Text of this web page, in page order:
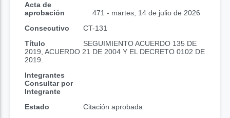
Acta de
aprobación
471 - martes, 14 de julio de 2026
Consecutivo
CT-131
Título
SEGUIMIENTO ACUERDO 135 DE
2019, ACUERDO 21 DE 2004 Y EL DECRETO 0102 DE
2019.
Integrantes
Consultar por
Integrante
Estado
Citación aprobada